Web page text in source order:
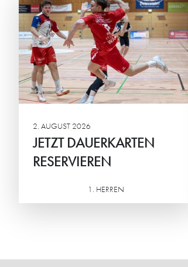
2. AUGUST 2026
JETZT DAUERKARTEN
RESERVIEREN
1. HERREN
DEN TEAMGEIST
GESTÄRKT
Die männliche C2 der HG
verbrachte ein actionreiches
Wochenende in der Südpfalz.